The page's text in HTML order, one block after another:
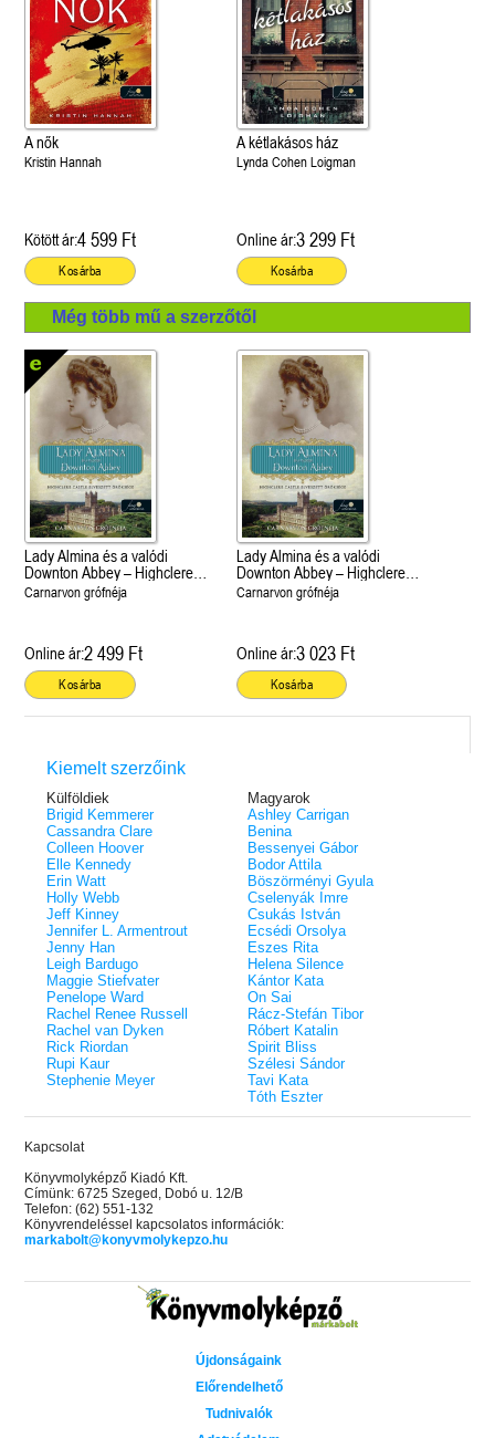
A nők
Kristin Hannah
Kötött ár:4 599 Ft
Kosárba
A kétlakásos ház
Lynda Cohen Loigman
Online ár:3 299 Ft
Kosárba
Még több mű a szerzőtől
Lady Almina és a valódi
Downton Abbey – Highclere
Castle elveszett öröksége
Carnarvon grófnéja
Online ár:2 499 Ft
Kosárba
Lady Almina és a valódi
Downton Abbey – Highclere
Castle elveszett öröksége
Carnarvon grófnéja
Online ár:3 023 Ft
Kosárba
Kiemelt szerzőink
Külföldiek
Brigid Kemmerer
Cassandra Clare
Colleen Hoover
Elle Kennedy
Erin Watt
Holly Webb
Jeff Kinney
Jennifer L. Armentrout
Jenny Han
Leigh Bardugo
Maggie Stiefvater
Penelope Ward
Rachel Renee Russell
Rachel van Dyken
Rick Riordan
Rupi Kaur
Stephenie Meyer
Magyarok
Ashley Carrigan
Benina
Bessenyei Gábor
Bodor Attila
Böszörményi Gyula
Cselenyák Imre
Csukás István
Ecsédi Orsolya
Eszes Rita
Helena Silence
Kántor Kata
On Sai
Rácz-Stefán Tibor
Róbert Katalin
Spirit Bliss
Szélesi Sándor
Tavi Kata
Tóth Eszter
Kapcsolat
Könyvmolyképző Kiadó Kft.
Címünk: 6725 Szeged, Dobó u. 12/B
Telefon: (62) 551-132
Könyvrendeléssel kapcsolatos információk:
markabolt@konyvmolykepzo.hu
Újdonságaink
Előrendelhető
Tudnivalók